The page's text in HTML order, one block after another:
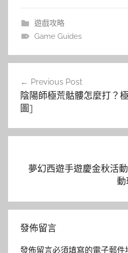
遊戲攻略
Game Guides
覽
Previous Post
陰陽師極荒骷髏怎麼打？
圖]
夢幻西遊手遊慶金秋活
發佈留言
發佈留言必須填寫的電子郵件